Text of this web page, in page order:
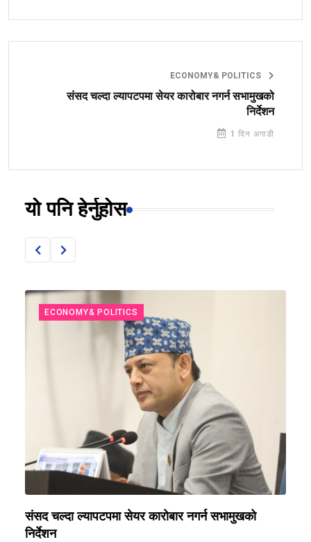
ECONOMY& POLITICS
संसद चल्दा ल्यापटपमा सेयर कारोबार नगर्न सभामुखको
निर्देशन
1 दिन अगाडी
यो पनि हेर्नुहोस
ECONOMY& POLITICS
संसद चल्दा ल्यापटपमा सेयर कारोबार नगर्न सभामुखको
निर्देशन